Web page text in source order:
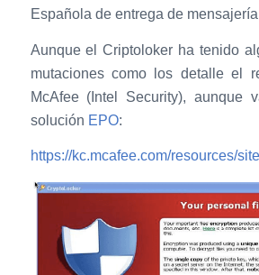
Española de entrega de
Aunque el Criptoloker ha tenido
mutaciones como los detalle el
McAfee (Intel Security), aunque
solución EPO:
https://kc.mcafee.com/resources/